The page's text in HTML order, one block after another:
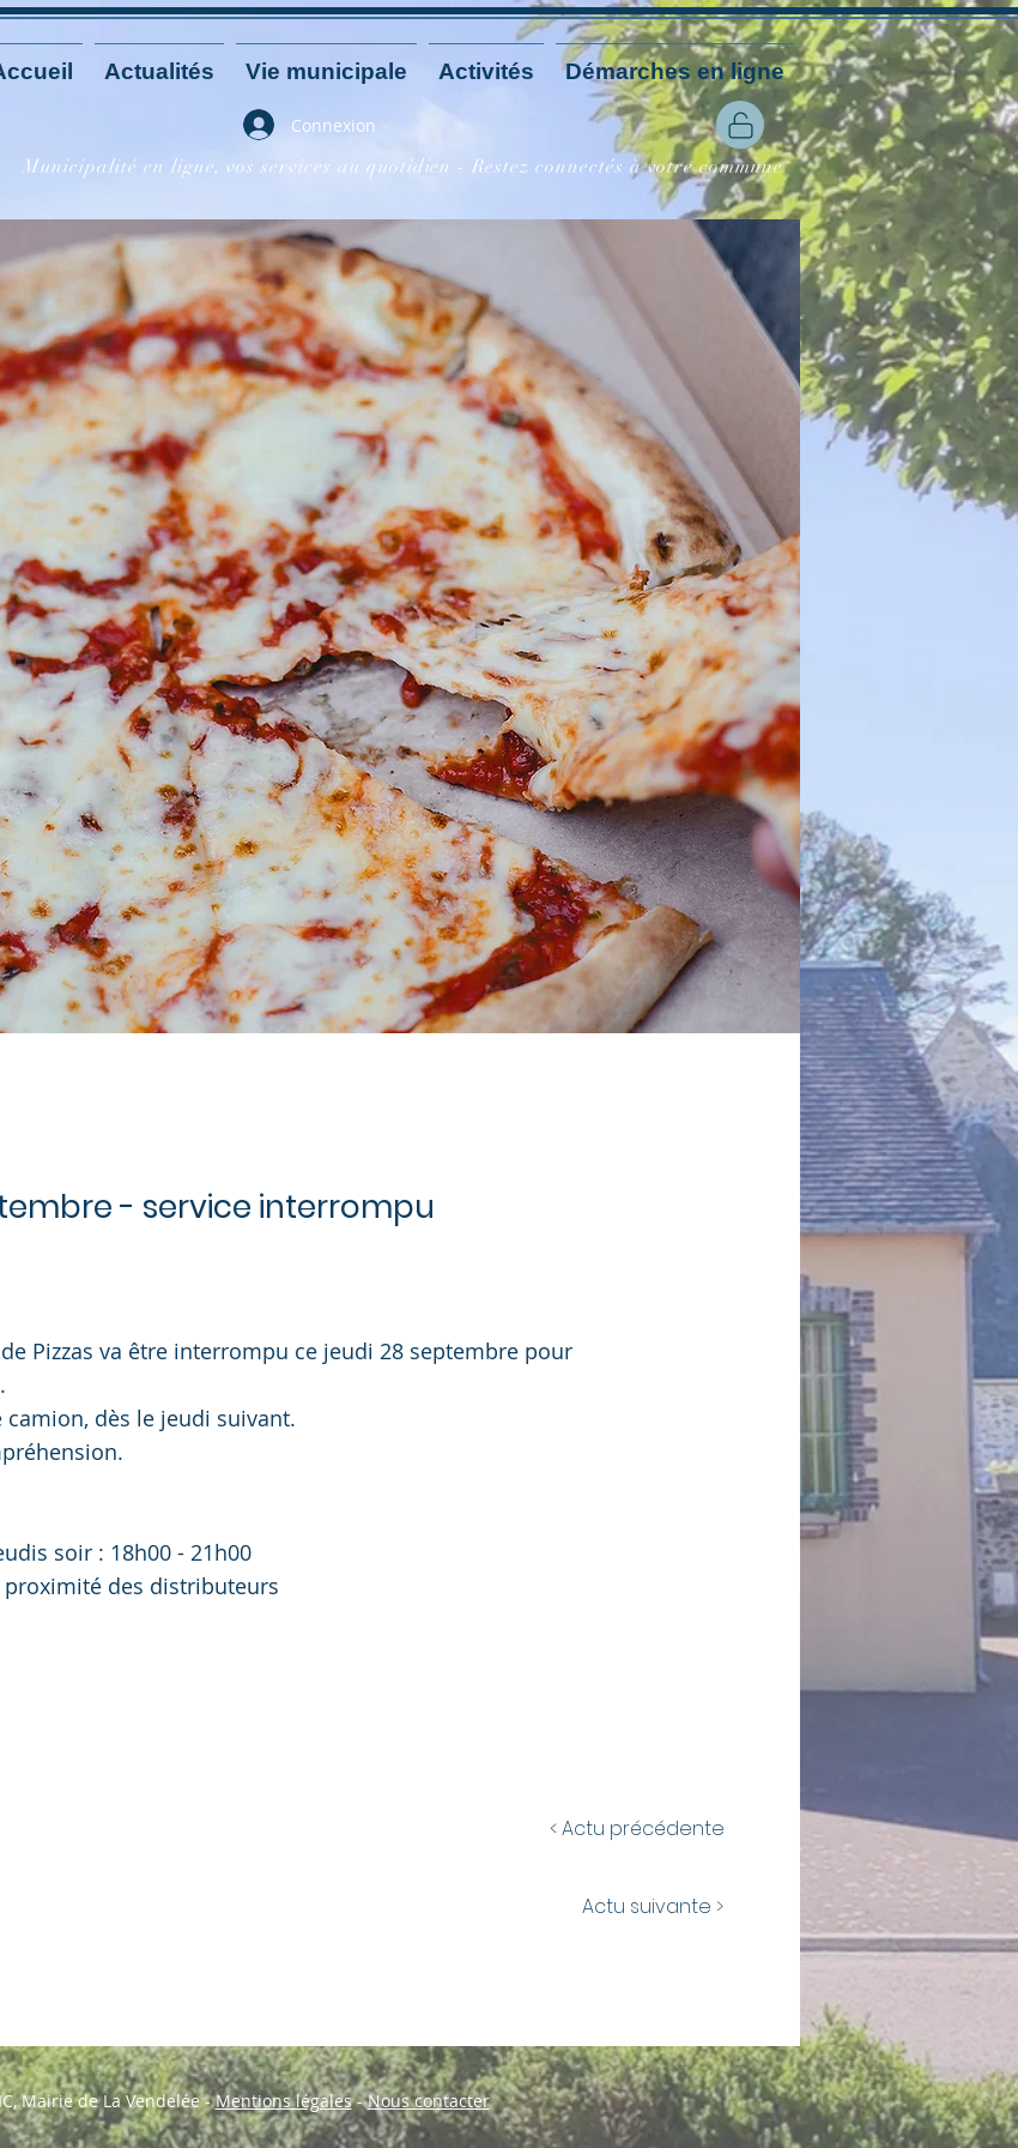
Municipalité en ligne, vos services au quotidien - Restez connectés à votre commune
Actualités Vie municipale Activités Démarches en ligne
Connexion
- Vacances
- service interrompu
Pizzas va être interrompu ce jeudi 28 septembre pour
camion, dès le jeudi suivant.
soir : 18h00 - 21h00
proximité des distributeurs
< Actu précédente
Actu suivante >
Mairie de La Vendelée -Mentions légales-Nous contacter